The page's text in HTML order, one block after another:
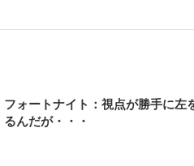
フォートナイト：視点が勝手に左
るんだが・・・